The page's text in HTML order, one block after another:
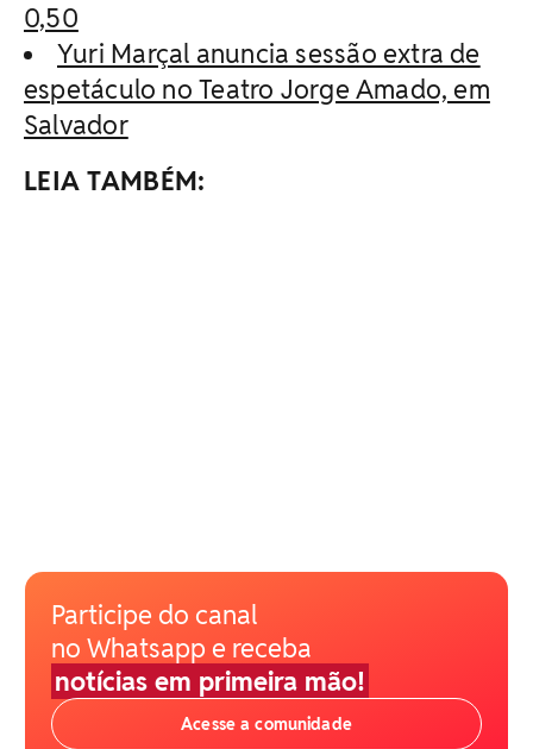
0,50
Yuri Marçal anuncia sessão extra de
espetáculo no Teatro Jorge Amado, em
Salvador
LEIA TAMBÉM:
Participe do canal
no Whatsapp e receba
notícias em primeira mão!
Acesse a comunidade